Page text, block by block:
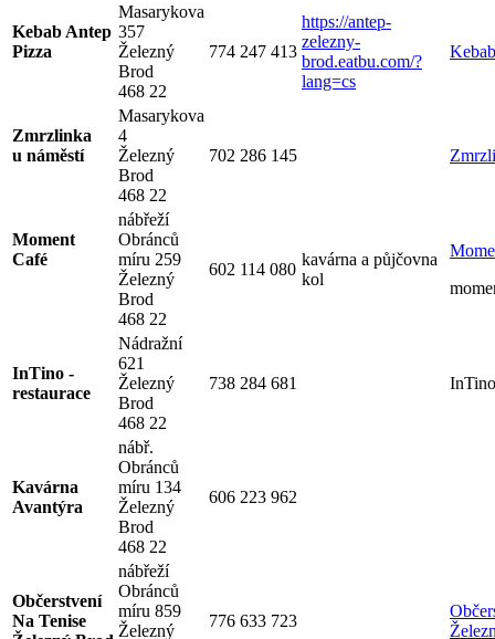
Kebab Antep
Pizza
Masarykova
357
Železný
Brod
468 22
774 247 413
https://antep-
zelezny-
brod.eatbu.com/?
lang=cs
Zmrzlinka
u náměstí
Masarykova
4
Železný
Brod
468 22
702 286 145
Moment
Café
nábřeží
Obránců
míru 259
Železný
Brod
468 22
602 114 080
kavárna a půjčovna
kol
InTino -
restaurace
Nádražní
621
Železný
Brod
468 22
738 284 681 InTino
Kavárna
Avantýra
nábř.
Obránců
míru 134
Železný
Brod
468 22
606 223 962
Občerstvení
Na Tenise
nábřeží
Obránců
míru 859
Železný
776 633 723